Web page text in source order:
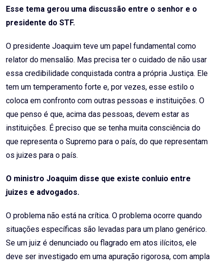
Esse tema gerou uma discussão entre o senhor e o
presidente do STF.
O presidente Joaquim teve um papel fundamental como
relator do mensalão. Mas precisa ter o cuidado de não usar
essa credibilidade conquistada contra a própria Justiça. Ele
tem um temperamento forte e, por vezes, esse estilo o
coloca em confronto com outras pessoas e instituições. O
que penso é que, acima das pessoas, devem estar as
instituições. É preciso que se tenha muita consciência do
que representa o Supremo para o país, do que representam
os juizes para o país.
O ministro Joaquim disse que existe conluio entre
juizes e advogados.
O problema não está na crítica. O problema ocorre quando
situações específicas são levadas para um plano genérico.
Se um juiz é denunciado ou flagrado em atos ilícitos, ele
deve ser investigado em uma apuração rigorosa, com ampla